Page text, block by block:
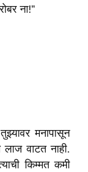
ना!”
मनापासून
वाटत नाही.
किम्मत कमी